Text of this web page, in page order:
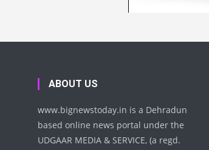
ABOUT US
www.bignewstoday.in is a Dehradun
based online news portal under the
UDGAAR MEDIA & SERVICE, (a regd.